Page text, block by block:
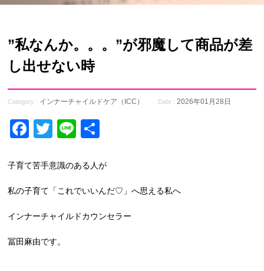
”私なんか。。。”が邪魔して商品が差
し出せない時
Category : インナーチャイルドケア（ICC） Date : 2026年01月28日
Facebook
Twitter
Line
子育て苦手意識のある人が
私の子育て「これでいいんだ♡」へ思える私へ
インナーチャイルドカウンセラー
冨田麻由です。